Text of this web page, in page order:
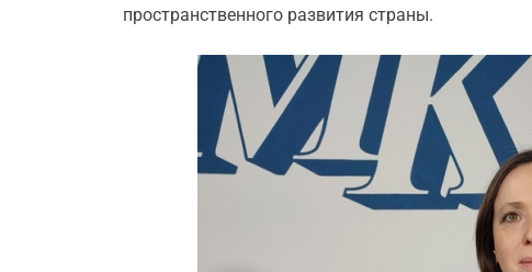
пространственного развития страны.